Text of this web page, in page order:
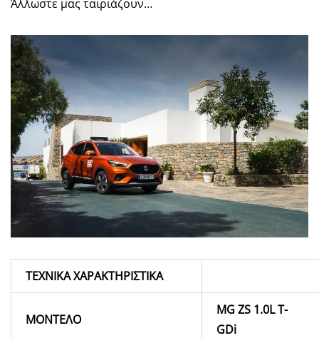
Άλλωστε μας ταιριάζουν…
ΤΕΧΝΙΚΑ ΧΑΡΑΚΤΗΡΙΣΤΙΚΑ
ΜΟΝΤΕΛΟ
MG ZS 1.0L T-
GDi